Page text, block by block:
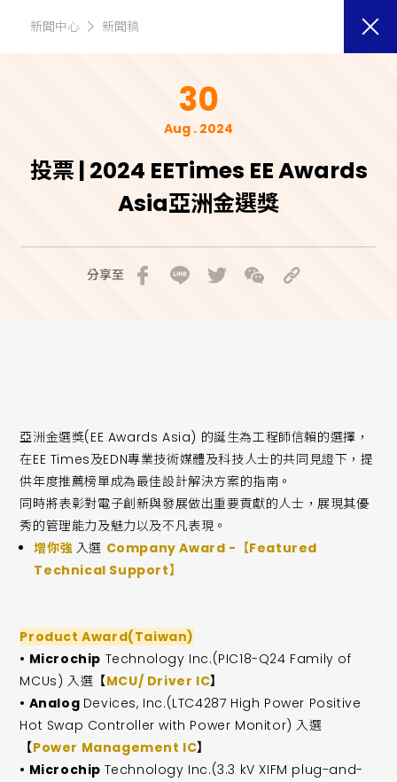
新聞中心 新聞稿
30
Aug . 2024
投票 | 2024 EETimes EE Awards
Asia亞洲金選獎
分享至
亞洲金選獎(EE Awards Asia) 的誕生為工程師信賴的選擇，
在EE Times及EDN專業技術媒體及科技人士的共同見證下，提
供年度推薦榜單成為最佳設計解決方案的指南。
同時將表彰對電子創新與發展做出重要貢獻的人士，展現其優
秀的管理能力及魅力以及不凡表現。
增你強 入選 Company Award -【Featured
Technical Support】
Product Award(Taiwan)
• Microchip Technology Inc.(PIC18-Q24 Family of
MCUs) 入選 【MCU/ Driver IC】
• Analog Devices, Inc.(LTC4287 High Power Positive
Hot Swap Controller with Power Monitor) 入選
【Power Management IC】
• Microchip Technology Inc.(3.3 kV XIFM plug-and-